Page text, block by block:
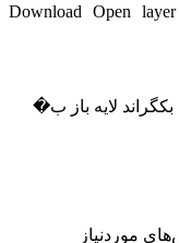
Download Open
لایه باز ب�
موردنیاز